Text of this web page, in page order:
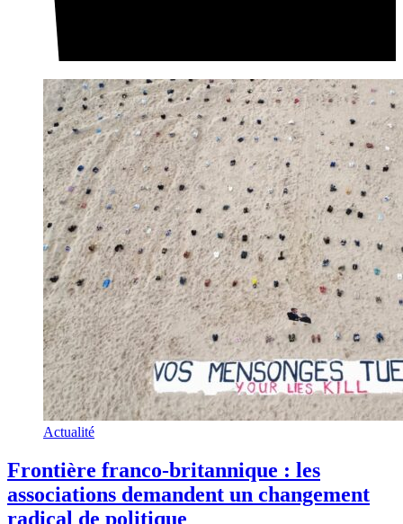
Actualité
Frontière franco-britannique : les
associations demandent un changement
radical de politique